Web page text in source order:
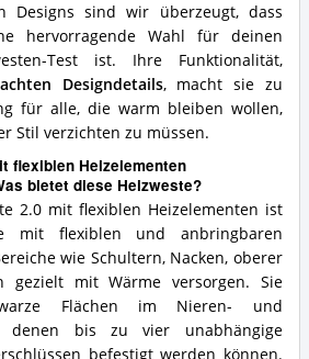
Designs sind wir überzeugt, dass
hervorragende Wahl für deinen
Test ist. Ihre Funktionalität,
Designdetails, macht sie zu
für alle, die warm bleiben wollen,
Stil verzichten zu müssen.
flexiblen Heizelementen
bietet diese Heizweste?
2.0 mit flexiblen Heizelementen ist
mit flexiblen und anbringbaren
wie Schultern, Nacken, oberer
gezielt mit Wärme versorgen. Sie
Flächen im Nieren- und
denen bis zu vier unabhängige
befestigt werden können.